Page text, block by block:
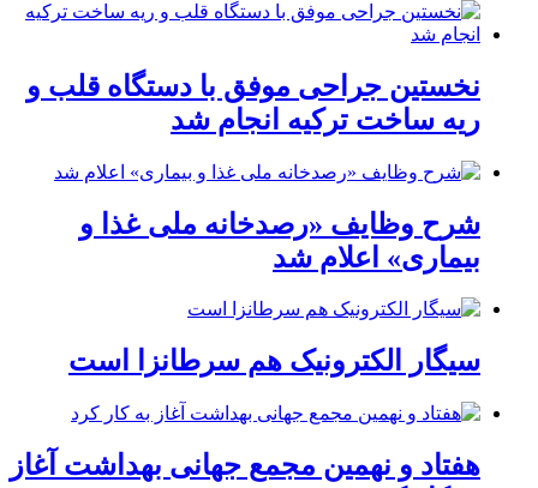
نخستین جراحی موفق با دستگاه قلب و
ریه ساخت ترکیه انجام شد
شرح وظایف «رصدخانه ملی غذا و
بیماری» اعلام شد
سیگار الکترونیک هم سرطانزا است
هفتاد و نهمین مجمع جهانی بهداشت آغاز